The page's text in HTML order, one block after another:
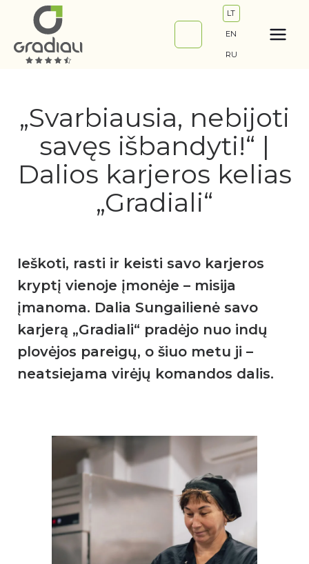
turinio
LT
EN
RU
„Svarbiausia, nebijoti
savęs išbandyti!“ |
Dalios karjeros kelias
„Gradiali“
Ieškoti, rasti ir keisti savo karjeros
kryptį vienoje įmonėje – misija
įmanoma. Dalia Sungailienė savo
karjerą „Gradiali“ pradėjo nuo indų
plovėjos pareigų, o šiuo metu ji –
neatsiejama virėjų komandos dalis.